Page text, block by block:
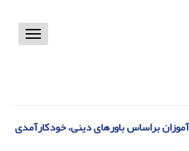
Toggle
براساس باورهای دینی، خودکارآمدی